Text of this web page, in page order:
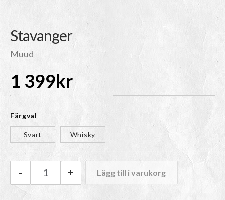
Stavanger
Muud
1 399kr
Färgval
Svart Whisky
Muud Stavanger mängd
- + Lägg till i varukorg